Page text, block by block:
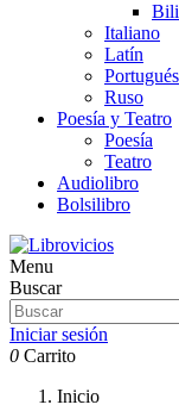
Italiano
Latín
Portugués
Ruso
Poesía y Teatro
Poesía
Teatro
Audiolibro
Bolsilibro
Menu
Buscar
Iniciar sesión
0 Carrito
Inicio